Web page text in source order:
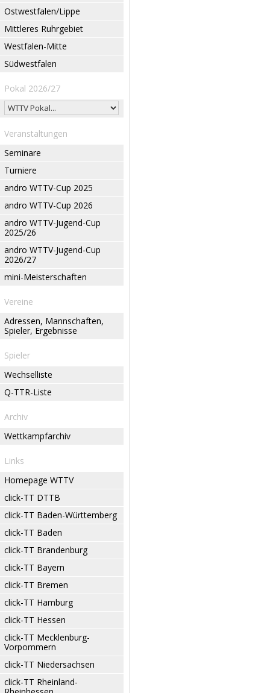
Ostwestfalen/Lippe
Mittleres Ruhrgebiet
Westfalen-Mitte
Südwestfalen
Pokal 2026/27
Veranstaltungen
Seminare
Turniere
andro WTTV-Cup 2025
andro WTTV-Cup 2026
andro WTTV-Jugend-Cup
2025/26
andro WTTV-Jugend-Cup
2026/27
mini-Meisterschaften
Vereine
Adressen, Mannschaften,
Spieler, Ergebnisse
Spieler
Wechselliste
Q-TTR-Liste
Archiv
Wettkampfarchiv
Links
Homepage WTTV
click-TT DTTB
click-TT Baden-Württemberg
click-TT Baden
click-TT Brandenburg
click-TT Bayern
click-TT Bremen
click-TT Hamburg
click-TT Hessen
click-TT Mecklenburg-
Vorpommern
click-TT Niedersachsen
click-TT Rheinland-